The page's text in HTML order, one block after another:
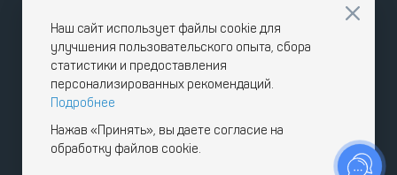
9:00 - 18:00
Наш сайт использует файлы cookie для
улучшения пользовательского опыта, сбора
статистики и предоставления
персонализированных рекомендаций.
Подробнее
Нажав «Принять», вы даете согласие на
обработку файлов cookie.